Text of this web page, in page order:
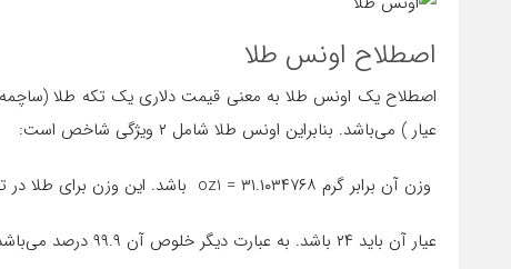
اصطلاح اونس طلا
عیار ) می‌باشد. بنابراین اونس طلا شامل ۲ ویژگی شاخص است:
وزن آن برابر گرم ۳۱.۱۰۳۴۷۶۸ = oz1 باشد. این وزن برای طلا در تمامی دستگاه‌ها یکسان هست.
عیار آن باید ۲۴ باشد. به عبارت دیگر خلوص آن ۹۹.۹ درصد می‌باشد.